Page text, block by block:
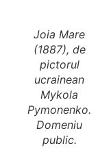
Joia Mare
(1887), de
pictorul
ucrainean
Mykola
Pymonenko.
Domeniu
public.